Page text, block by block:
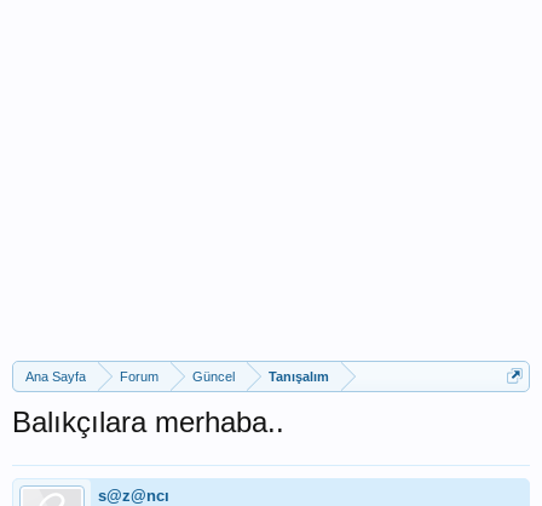
Ana Sayfa Forum Güncel Tanışalım
Balıkçılara merhaba..
s@z@ncı